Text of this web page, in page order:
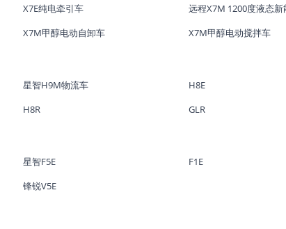
X7E纯电牵引车 远程X7M 1200度液态
X7M甲醇电动自卸车
X7M甲醇电动搅拌车
星智H9M物流车 H8E
H8R
GLR
星智F5E F1E
锋锐V5E